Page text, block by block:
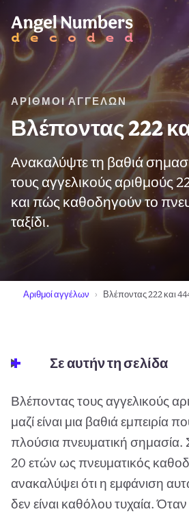
ΑΡΙΘΜΟΊ ΑΓΓΈΛΩΝ
Βλέποντας 222
Ανακαλύψτε τη βαθιά
τους αγγελικούς αριθμούς
και πώς καθοδηγούν το
ταξίδι.
Αριθμοί αγγέλων Βλέποντας 222 και
Σε αυτήν τη σελίδα
Βλέποντας τους αγγελικούς
μαζί είναι μια βαθιά εμπειρία
πλούσια πνευματική σημασία.
20 ετών ως πνευματικός
ανακαλύψει ότι η εμφάνιση
δεν είναι καθόλου τυχαία. Όταν
ΠΡΟΕΙΔΟΠΟΊΗΣΗ: